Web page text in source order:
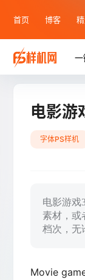
首页 博客
一
电影游
字体PS样机
电影游戏
素材，或
档次，无
Movie